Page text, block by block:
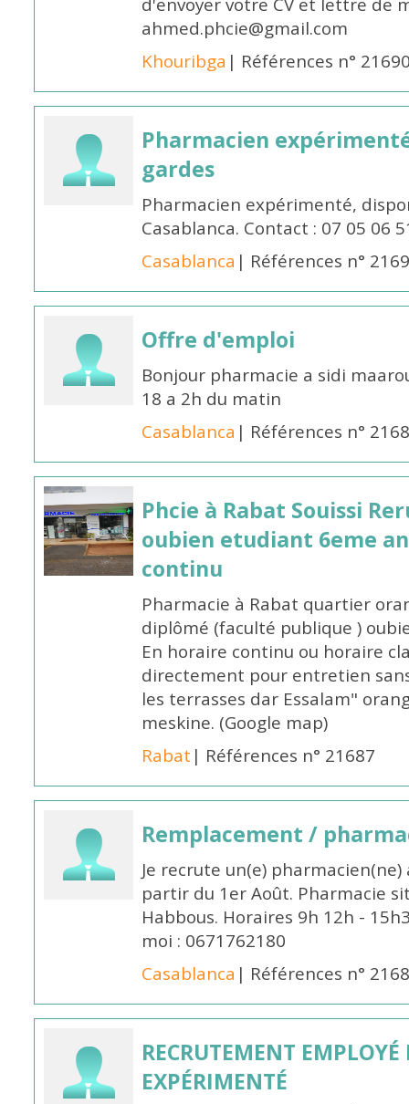
ahmed.phcie@gmail.com
Khouribga | Références n°
Pharmacien
gardes
Pharmacien expérimenté,
Casablanca. Contact : 07 05 06
Casablanca | Références n°
Offre d'emploi
Bonjour pharmacie a sidi
18 a 2h du matin
Casablanca | Références n°
Phcie à Rabat Souissi
oubien etudiant 6eme
continu
Pharmacie à Rabat quartier
diplômé (faculté publique )
En horaire continu ou horaire
directement pour entretien
les terrasses dar Essalam"
meskine. (Google map)
Rabat | Références n° 21687
Remplacement /
Je recrute un(e)
partir du 1er Août. Pharmacie
Habbous. Horaires 9h 12h -
moi : 0671762180
Casablanca | Références n°
RECRUTEMENT
EXPÉRIMENTÉ